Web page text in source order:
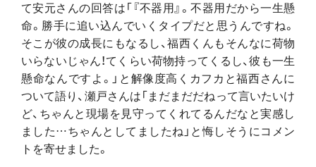
て安元さんの回答は「『不器用』。不器用だから一生懸
命。勝手に追い込んでいくタイプだと思うんですね。
そこが彼の成長にもなるし、福西くんもそんなに荷物
いらないじゃん！てくらい荷物持ってくるし、彼も一生
懸命なんですよ。」と解像度高くカフカと福西さんに
ついて語り、瀬戸さんは「まだまだだねって言いたいけ
ど、ちゃんと現場を見守ってくれてるんだなと実感し
ました…ちゃんとしてましたね」と悔しそうにコメン
トを寄せました。